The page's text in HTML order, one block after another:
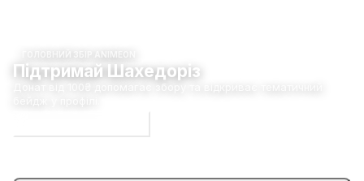
ГОЛОВНИЙ ЗБІР ANIMEON
Підтримай Шахедоріз
Донат від 100₴ допомагає збору та відкриває тематичний